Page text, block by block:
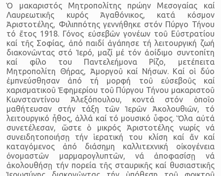
Ὁ μακαριστός Μητροπολίτης πρώην Μεσογαίας καί
Λαυρεω­τικῆς κυρός Ἀγαθόνικος, κατά κόσμον
Ἀριστοτέλης, Φιλιππότης γεννήθηκε στόν Πύργο Τήνου
τό ἔτος 1918. Γόνος εὐσεβῶν γονέων τοῦ Εὐστρατίου
καί τῆς Σοφίας, ἀπό παιδί ἀγάπησε τή λειτουργική ζωή
διακονῶντας στό Ἱερό, μαζί μέ τόν ἀοίδιμο συντοπίτη
καί φίλο του Παντελεήμονα Ρίζο, μετέπειτα
Μητροπολίτη Θήρας, Ἀμοργοῦ καί Νήσων. Καί οἱ δύο
ἐμπνεύσθησαν ἀπό τή μορφή τοῦ εὐσεβοῦς καί
χαρισματικοῦ Ἐφημερίου τοῦ Πύργου Τήνου μακαριστοῦ
Κων­σταντίνου Ἀλεξόπουλου, κοντά στόν ὁποῖο
μαθήτευσαν στήν τάξη τῶν Ἱερῶν Ἀκολουθιῶν, τό
λειτουργικό ἦθος, ἀλλά καί τό μουσικό ὗ­φος. Ὅλα αὐτά
συνετέλεσαν, ὥστε ὁ μικρός Ἀριστοτέλης νωρίς νά
συνειδητοποιήσῃ τήν ἱερατική του κλίση καί ἄν καί
καταγόμενος ἀ­πό διάσημη καλλιτεχνική οἰκογένεια
ὀνομαστῶν μαρμαρογλυπτῶν, νά ἀποφασίσῃ νά
ἀκολουθήσῃ τήν πορεία τῆς σταυρικῆς καί θυσια­στικῆς